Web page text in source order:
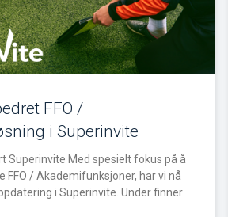
FFO /
i Superinvite
Superinvite Med spesielt fokus på å
FFO / Akademifunksjoner, har vi nå
i Superinvite. Under finner